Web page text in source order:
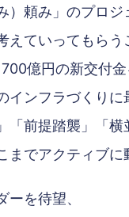
）頼み」のプロ
えていってもら
億円の新交付
インフラづくり
「前提踏襲」「
でアクティブに
を待望、